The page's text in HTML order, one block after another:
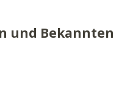
und Bekannten